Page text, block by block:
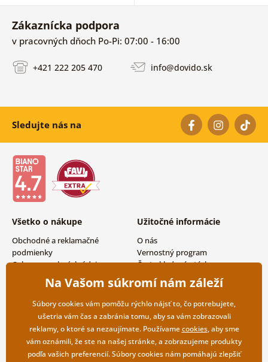
Zákaznícka podpora
v pracovných dňoch Po-Pi: 07:00 - 16:00
+421 222 205 470 info@dovido.sk
Sledujte nás na
Všetko o nákupe
Obchodné a reklamačné
podmienky
Ochrana osobných údajov
Možnosti dopravy a platby
Vrátenie tovaru
Užitočné informácie
O nás
Vernostný program
Často kladené otázky
Magazín
Kontakty
Veľkoobchodná spolupráca
Na Vašom súkromí nám záleží
Súbory cookies vám pomôžu rýchlo nájsť to, čo potrebujete,
ušetria vám čas a zabránia tomu, aby sa vám zobrazovali
reklamy, o ktoré sa nezaujímate. Používamecookies, aby sme
vám oznámili, že ste na našej stránke, a zobrazujeme produkty
podľa vašich preferencií. Súbory cookies nám pomáhajú zlepšiť